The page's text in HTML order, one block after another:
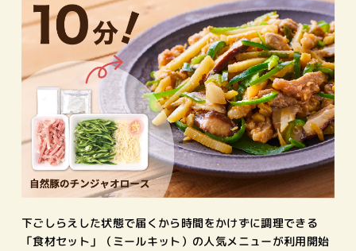
下ごしらえした状態で届くから時間をかけずに調理できる
「食材セット」（ミールキット）の人気メニューが利用開始